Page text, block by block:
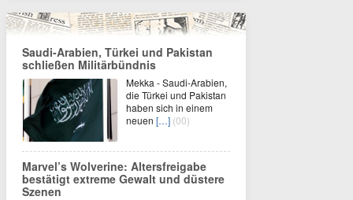
Saudi-Arabien, Türkei und Pakistan
schließen Militärbündnis
Mekka - Saudi-Arabien,
die Türkei und Pakistan
haben sich in einem
neuen […] (00)
Marvel’s Wolverine: Altersfreigabe
bestätigt extreme Gewalt und düstere
Szenen